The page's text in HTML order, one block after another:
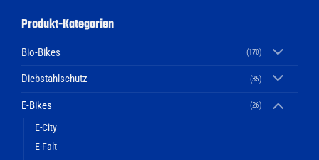
Produkt-Kategorien
Bio-Bikes (170)
Diebstahlschutz (35)
E-Bikes (26)
E-City
E-Falt